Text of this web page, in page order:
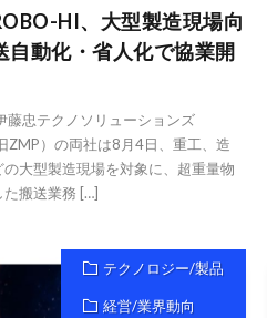
HI、大型製造現場向
自動化・省人化で協業開
藤忠テクノソリューションズ
ZMP）の両社は8月4日、重工、造
大型製造現場を対象に、超重量物
た搬送業務 […]
テクノロジー/製品
経営/業界動向